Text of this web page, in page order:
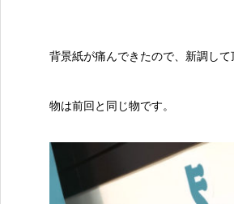
背景紙が痛んできたので、新調して
物は前回と同じ物です。